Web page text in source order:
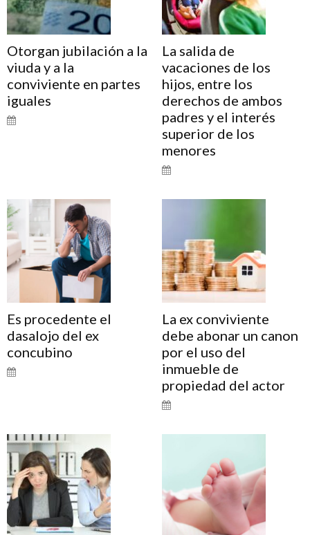
Otorgan jubilación a la
viuda y a la
conviviente en partes
iguales
La salida de
vacaciones de los
hijos, entre los
derechos de ambos
padres y el interés
superior de los
menores
Es procedente el
dasalojo del ex
concubino
La ex conviviente
debe abonar un canon
por el uso del
inmueble de
propiedad del actor